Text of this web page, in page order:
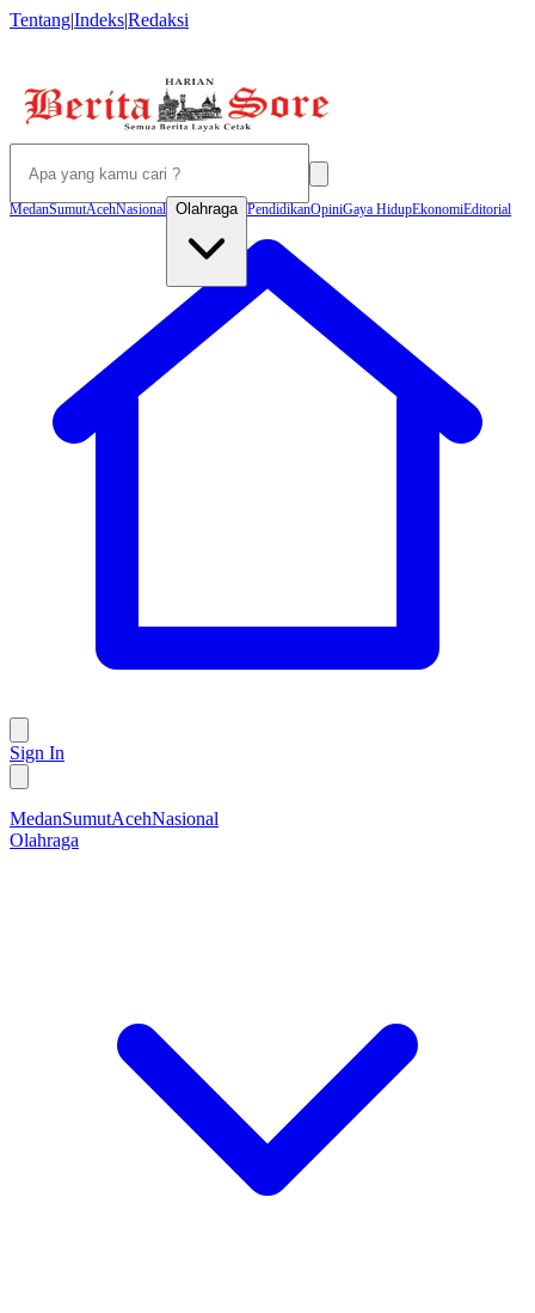
Tentang|Indeks|Redaksi
MedanSumutAcehNasional Olahraga PendidikanOpiniGaya HidupEkonomiEditorial
Sign In
MedanSumutAcehNasional
Olahraga